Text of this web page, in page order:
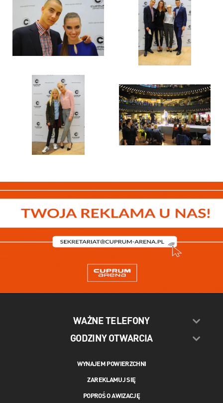
WAŻNE TELEFONY
GODZINY OTWARCIA
WYNAJEM POWIERZCHNI
ZAREKLAMUJ SIĘ
POPROŚ O AWIZACJĘ